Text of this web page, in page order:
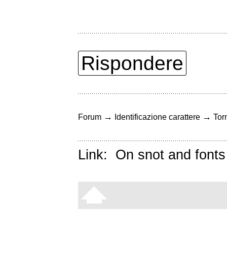
Rispondere
Forum → Identificazione carattere →
Link: On snot and fonts